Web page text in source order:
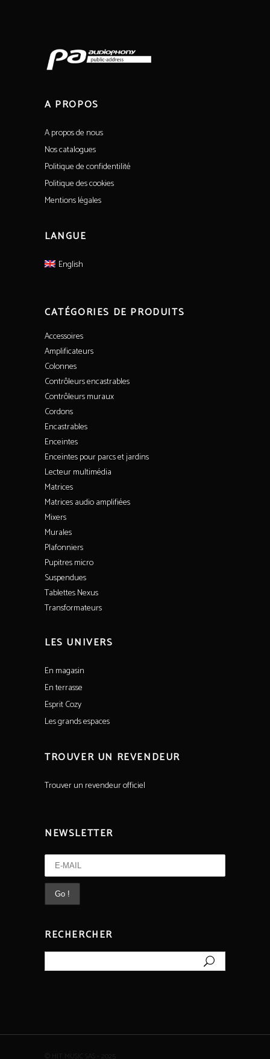
A PROPOS
A propos de nous
Nos catalogues
Politique de confidentilité
Politique des cookies
Mentions légales
LANGUE
English
CATÉGORIES DE PRODUITS
Accessoires
Amplificateurs
Colonnes
Contrôleurs encastrables
Contrôleurs muraux
Cordons
Encastrables
Enceintes
Enceintes pour parcs et jardins
Lecteur multimédia
Matrices
Matrices audio amplifiées
Mixers
Murales
Plafonniers
Pupitres micro
Suspendues
Tablettes Nexus
Transformateurs
LES UNIVERS
En magasin
En terrasse
Esprit Cozy
Les grands espaces
TROUVER UN REVENDEUR
Trouver un revendeur officiel
NEWSLETTER
RECHERCHER
© HIT MUSIC SAS - 2025